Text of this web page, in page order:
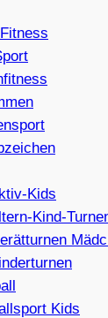
Kids
Kind-
Kids